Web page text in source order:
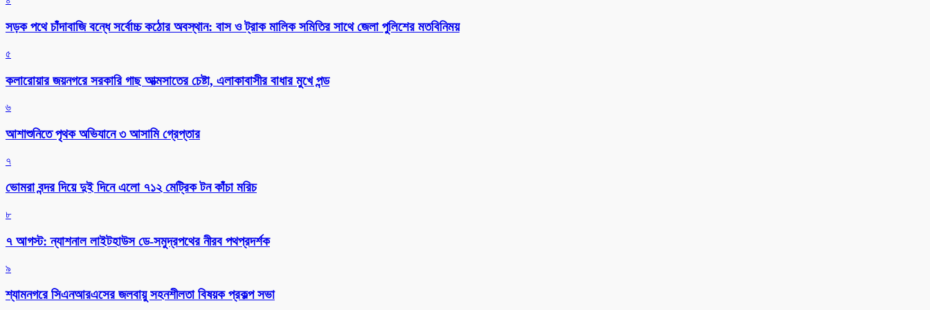
সড়ক পথে চাঁদাবাজি বন্ধে সর্বোচ্চ কঠোর অবস্থান: বাস ও ট্রাক মালিক সমিতির সাথে জেলা পুলিশের মতবিনিময়
৫
কলারোয়ার জয়নগরে সরকারি গাছ আত্মসাতের চেষ্টা, এলাকাবাসীর বাধার মুখে পন্ড
৬
আশাশুনিতে পৃথক অভিযানে ৩ আসামি গ্রেপ্তার
৭
ভোমরা বন্দর দিয়ে দুই দিনে এলো ৭১২ মেট্রিক টন কাঁচা মরিচ
৮
৭ আগস্ট: ন্যাশনাল লাইটহাউস ডে-সমুদ্রপথের নীরব পথপ্রদর্শক
৯
শ্যামনগরে সিএনআরএসের জলবায়ু সহনশীলতা বিষয়ক প্রকল্প সভা